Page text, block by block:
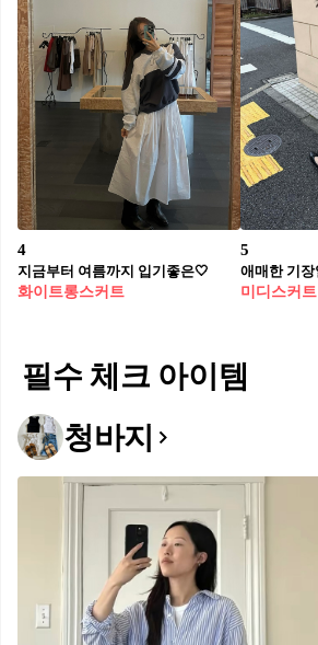
4
지금부터 여름까지 입기좋은🤍
화이트롱스커트
5
애매한 기장
미디스커트
필수 체크 아이템
청바지